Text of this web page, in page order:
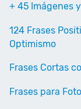
+ 45 Imágenes
124 Frases
Optimismo
Frases Cortas
Frases para